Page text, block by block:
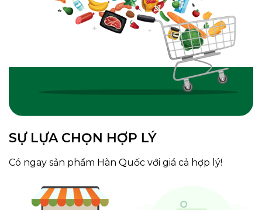
SỰ LỰA CHỌN HỢP LÝ
Có ngay sản phẩm Hàn Quốc với giá cả hợp lý!